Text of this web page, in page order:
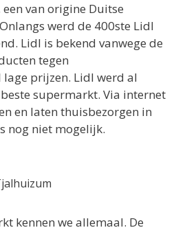
van origine Duitse
werd de 400ste Lidl
Lidl is bekend vanwege de
tegen
prijzen. Lidl werd al
supermarkt. Via internet
en laten thuisbezorgen in
nog niet mogelijk.
kennen we allemaal. De